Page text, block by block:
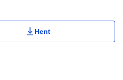
Portlet
Hent